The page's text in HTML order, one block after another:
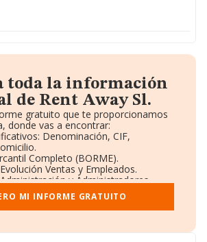
toda la información
de Rent Away Sl.
gratuito que te proporcionamos
donde vas a encontrar:
Denominación, CIF,
Completo (BORME).
Ventas y Empleados.
y Administradores.
Ejecutivos.
y Vinculaciones en otras empresas.
y registral complementaria.
MI INFORME GRATUITO